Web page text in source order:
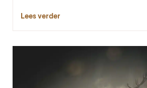
Lees verder